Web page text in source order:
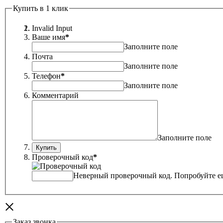
Купить в 1 клик
Invalid Input
Ваше имя*
Заполните поле
Почта
Заполните поле
Телефон*
Заполните поле
Комментарий
Заполните поле
Проверочный код*
Неверный проверочный код. Попробуйте
×